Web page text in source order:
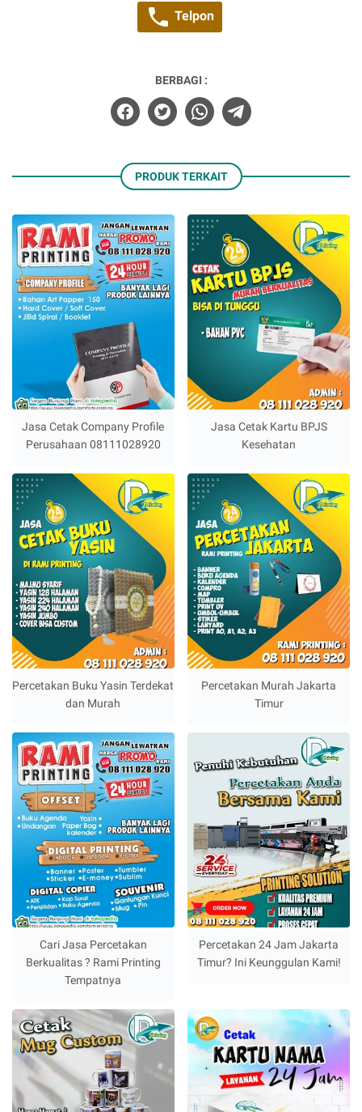
Telpon
BERBAGI :
PRODUK TERKAIT
Jasa Cetak Company Profile
Perusahaan 08111028920
Jasa Cetak Kartu BPJS
Kesehatan
Percetakan Buku Yasin Terdekat
dan Murah
Percetakan Murah Jakarta
Timur
Cari Jasa Percetakan
Berkualitas ? Rami Printing
Tempatnya
Percetakan 24 Jam Jakarta
Timur? Ini Keunggulan Kami!